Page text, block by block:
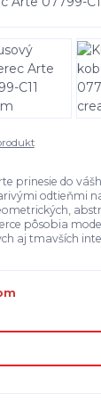
prinesie do
odtieňmi
pôsobia
aj tmavších